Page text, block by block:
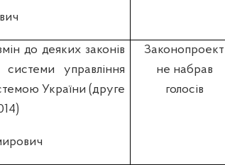
до деяких законів
управління
України (друге
Законопроект
не набрав
голосів